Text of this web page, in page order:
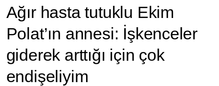
Ağır hasta tutuklu Ekim
Polat’ın annesi: İşkenceler
giderek arttığı için çok
endişeliyim